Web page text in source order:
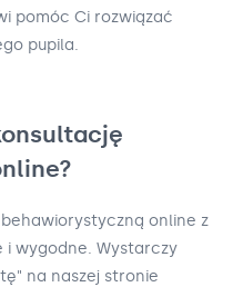
pomóc Ci rozwiązać
pupila.
online z
i wygodne. Wystarczy
na naszej stronie